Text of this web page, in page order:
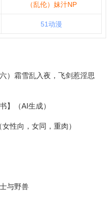
（乱伦）妹汁NP
51动漫
）霜雪乱入夜，飞剑惹淫思
】（AI生成）
性向，女同，重肉）
与野兽